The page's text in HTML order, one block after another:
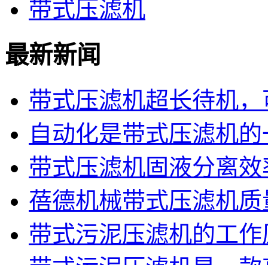
带式压滤机
最新新闻
带式压滤机超长待机
自动化是带式压滤机
带式压滤机固液分离
蓓德机械带式压滤机
带式污泥压滤机的工